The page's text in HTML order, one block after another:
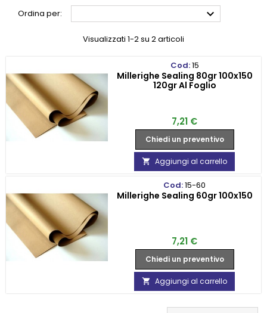
Ordina per: 
Visualizzati 1-2 su 2 articoli
Cod:15
Millerighe Sealing 80gr 100x150
120gr Al Foglio
Prezzo
7,21 €
Chiedi un preventivo
 Aggiungi al carrello
Cod:15-60
Millerighe Sealing 60gr 100x150
Prezzo
7,21 €
Chiedi un preventivo
 Aggiungi al carrello